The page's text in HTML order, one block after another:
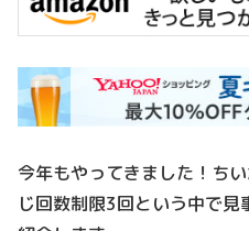
今年もやってきました！ち
じ回数制限3回という中で見